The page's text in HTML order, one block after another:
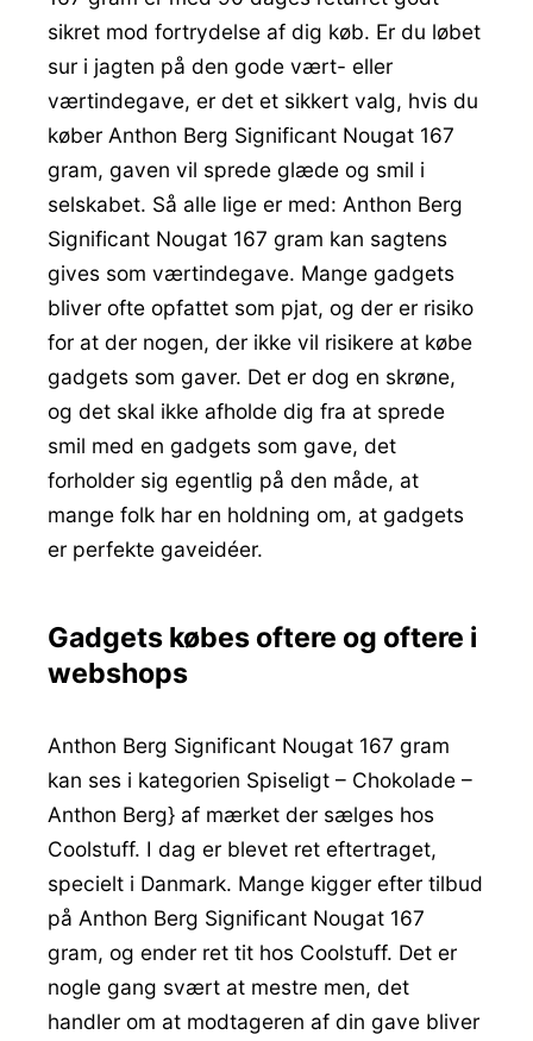
sikret mod fortrydelse af dig køb. Er du løbet
sur i jagten på den gode vært- eller
værtindegave, er det et sikkert valg, hvis du
køber Anthon Berg Significant Nougat 167
gram, gaven vil sprede glæde og smil i
selskabet. Så alle lige er med: Anthon Berg
Significant Nougat 167 gram kan sagtens
gives som værtindegave. Mange gadgets
bliver ofte opfattet som pjat, og der er risiko
for at der nogen, der ikke vil risikere at købe
gadgets som gaver. Det er dog en skrøne,
og det skal ikke afholde dig fra at sprede
smil med en gadgets som gave, det
forholder sig egentlig på den måde, at
mange folk har en holdning om, at gadgets
er perfekte gaveidéer.
Gadgets købes oftere og oftere i
webshops
Anthon Berg Significant Nougat 167 gram
kan ses i kategorien Spiseligt – Chokolade –
Anthon Berg} af mærket der sælges hos
Coolstuff. I dag er blevet ret eftertraget,
specielt i Danmark. Mange kigger efter tilbud
på Anthon Berg Significant Nougat 167
gram, og ender ret tit hos Coolstuff. Det er
nogle gang svært at mestre men, det
handler om at modtageren af din gave bliver